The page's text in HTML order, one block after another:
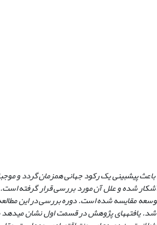
پیش­بینی یک رکود جهانی همزمان گردد و
شده و علل آن مورد بررسی قرار گرفته
مقایسه شده است. دوره بررسی در این
یافته­های پژوهش در قسمت اول نشان